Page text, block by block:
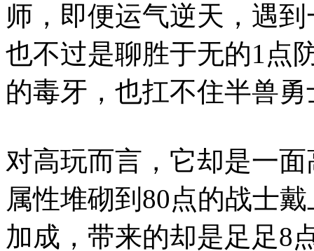
师，即便运气逆天，遇
也不过是聊胜于无的1点
的毒牙，也扛不住半兽
对高玩而言，它却是一
属性堆砌到80点的战士
加成，带来的却是足足8